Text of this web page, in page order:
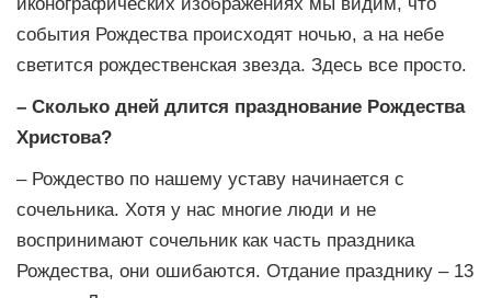
события Рождества происходят ночью, а на небе
светится рождественская звезда. Здесь все просто.
– Сколько дней длится празднование Рождества
Христова?
– Рождество по нашему уставу начинается с
сочельника. Хотя у нас многие люди и не
воспринимают сочельник как часть праздника
Рождества, они ошибаются. Отдание празднику – 13